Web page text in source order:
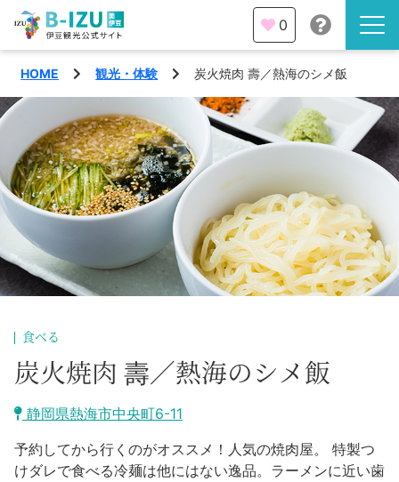
伊豆半島を知る
伊豆のみどころ
みる
あそぶ
あじわう
観光・体験
エリア
熱海市
沼津市
三島市
特集
旅の計画
モデルコース
宿泊・予約
日本語
0
HOME 観光・体験 炭火焼肉 壽／熱海のシメ飯
食べる
炭火焼肉 壽／熱海のシメ飯
静岡県熱海市中央町6-11
予約してから行くのがオススメ！人気の焼肉屋。 特製つ
けダレで食べる冷麺は他にはない逸品。ラーメンに近い歯